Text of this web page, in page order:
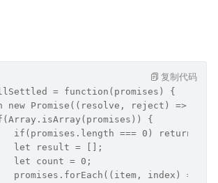
= function(promises) {
new Promise((resolve, reject) => {
{
if(promises.length === 0) return
let result = [];
let count = 0;
promises.forEach((item, index) => {
复制代码